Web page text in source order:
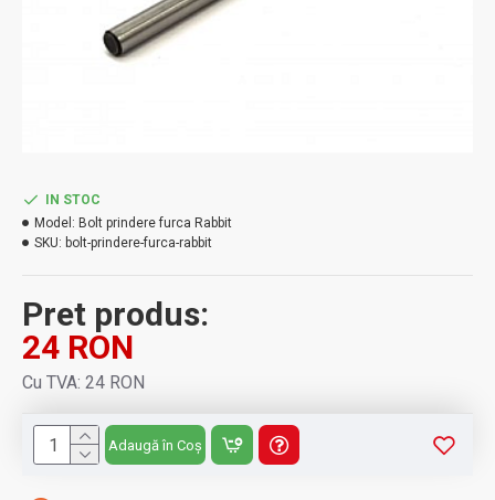
Pret produs:
24 RON
Cu TVA: 24 RON
IN STOC
Model: Bolt prindere furca Rabbit
SKU: bolt-prindere-furca-rabbit
Adaugă în Coș